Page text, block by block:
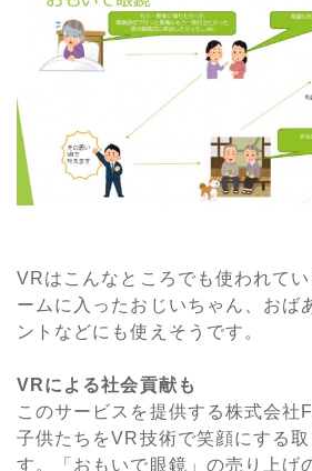
VRはこんなところでも使われて
ームに入ったおじいちゃん、おば
ントなどにも使えそうです。
VRによる社会貢献も
このサービスを提供する株式会社
子供たちをVR技術で笑顔にする
す。「おもいで眼鏡」の売り上げ